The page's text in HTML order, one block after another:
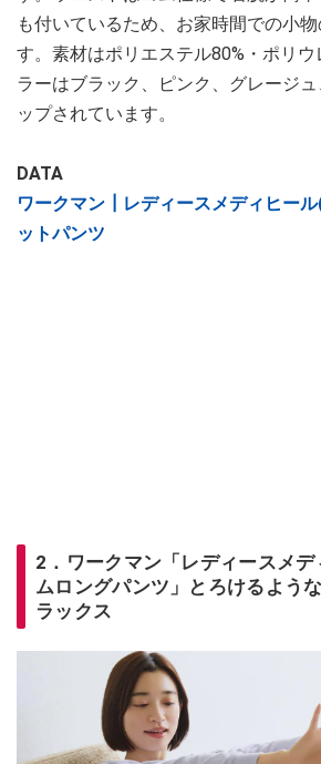
も付いているため、お家時間での小
す。素材はポリエステル80%・ポリウ
ラーはブラック、ピンク、グレージ
ップされています。
DATA
ワークマン┃レディースメディヒー
ットパンツ
2．ワークマン「レディースメ
ムロングパンツ」とろけるよう
ラックス